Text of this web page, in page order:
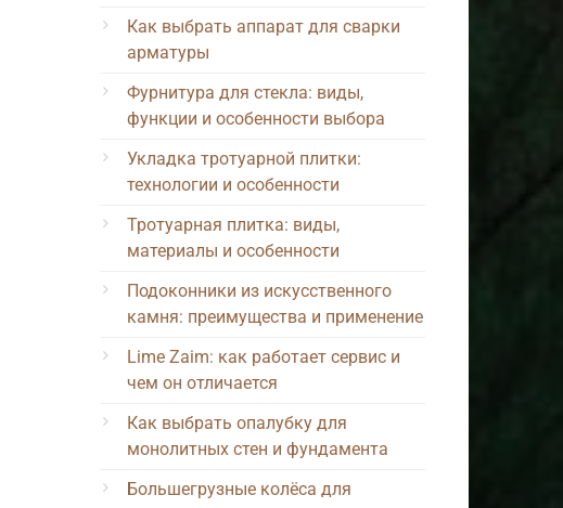
Как выбрать аппарат для сварки
арматуры
Фурнитура для стекла: виды,
функции и особенности выбора
Укладка тротуарной плитки:
технологии и особенности
Тротуарная плитка: виды,
материалы и особенности
Подоконники из искусственного
камня: преимущества и применение
Lime Zaim: как работает сервис и
чем он отличается
Как выбрать опалубку для
монолитных стен и фундамента
Большегрузные колёса для